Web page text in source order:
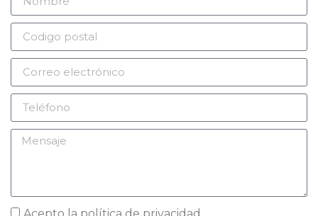
Acepto la política de privacidad